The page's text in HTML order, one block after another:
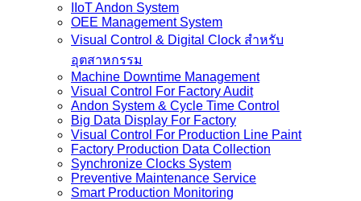
IIoT Andon System
OEE Management System
Visual Control & Digital Clock สำหรับ
อุตสาหกรรม
Machine Downtime Management
Visual Control For Factory Audit
Andon System & Cycle Time Control
Big Data Display For Factory
Visual Control For Production Line Paint
Factory Production Data Collection
Synchronize Clocks System
Preventive Maintenance Service
Smart Production Monitoring